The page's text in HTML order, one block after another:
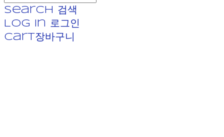
Search
검색
Log In
로그인
Cart장바구니